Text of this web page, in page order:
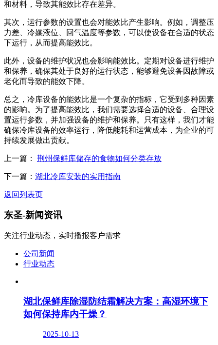
和材料，导致其能效比存在差异。
其次，运行参数的设置也会对能效比产生影响。例如，调整压
力差、冷媒液位、回气温度等参数，可以使设备在合适的状态
下运行，从而提高能效比。
此外，设备的维护状况也会影响能效比。定期对设备进行维护
和保养，确保其处于良好的运行状态，能够避免设备因故障或
老化而导致的能效下降。
总之，冷库设备的能效比是一个复杂的指标，它受到多种因素
的影响。为了提高能效比，我们需要选择合适的设备、合理设
置运行参数，并加强设备的维护和保养。只有这样，我们才能
确保冷库设备的效率运行，降低能耗和运营成本，为企业的可
持续发展做出贡献。
上一篇： 荆州保鲜库储存的食物如何分类存放
下一篇： 湖北冷库安装的实用指南
返回列表页
东圣-新闻资讯
关注行业动态，实时播报客户需求
公司新闻
行业动态
湖北保鲜库除湿防结霜解决方案：高湿环境下
如何保持库内干燥？
2025-10-13